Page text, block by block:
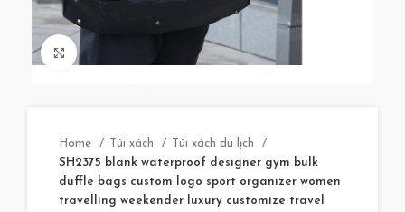
Click to enlarge
Home Túi xách
Túi xách du lịch
SH2375 blank waterproof designer gym bulk
duffle bags custom logo sport organizer women
travelling weekender luxury customize travel